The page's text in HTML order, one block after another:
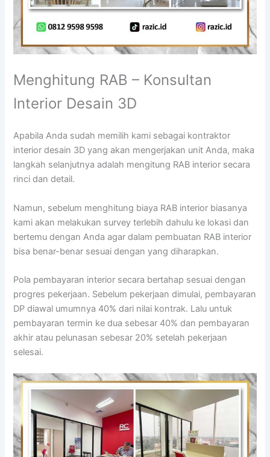
Menghitung RAB – Konsultan
Interior Desain 3D
Apabila Anda sudah memilih kami sebagai kontraktor
interior desain 3D yang akan mengerjakan unit Anda, maka
langkah selanjutnya adalah mengitung RAB interior secara
rinci dan detail.
Namun, sebelum menghitung biaya RAB interior biasanya
kami akan melakukan survey terlebih dahulu ke lokasi dan
bertemu dengan Anda agar dalam pembuatan RAB interior
bisa benar-benar sesuai dengan yang diharapkan.
Pola pembayaran interior secara bertahap sesuai dengan
progres pekerjaan. Sebelum pekerjaan dimulai, pembayaran
DP diawal umumnya 40% dari nilai kontrak. Lalu untuk
pembayaran termin ke dua sebesar 40% dan pembayaran
akhir atau pelunasan sebesar 20% setelah pekerjaan
selesai.